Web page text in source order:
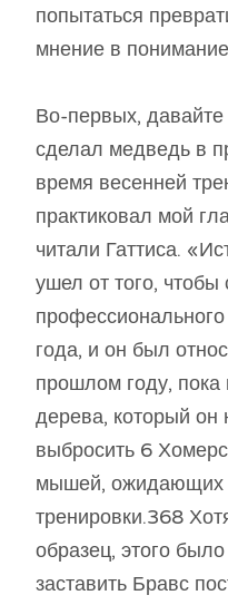
попытаться
мнение в
Во-первых, давайте
сделал медведь в
время весенней
практиковал мой
читали Гаттиса.
ушел от того, чтобы
года, и он был
прошлом году, пока
дерева, который он
выбросить 6
мышей, ожидающих
тренировки.368
образец, этого
заставить Бравс